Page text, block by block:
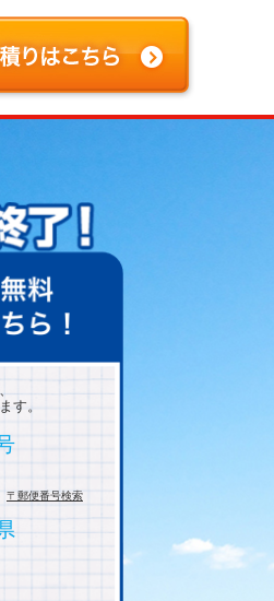
す。
〒郵便番号検索